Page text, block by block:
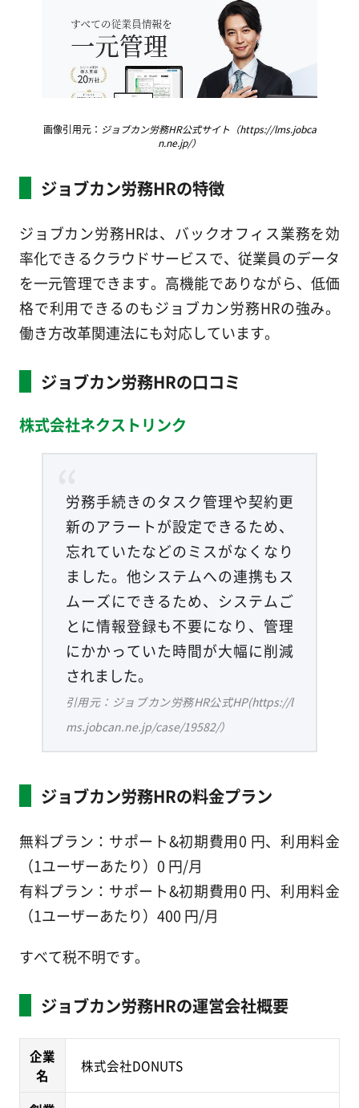
画像引用元： ジョブカン労務HR公式サイト（https://lms.jobca
n.ne.jp/）
ジョブカン労務HRの特徴
ジョブカン労務HRは、バックオフィス業務を効
率化できるクラウドサービスで、従業員のデータ
を一元管理できます。高機能でありながら、低価
格で利用できるのもジョブカン労務HRの強み。
働き方改革関連法にも対応しています。
ジョブカン労務HRの口コミ
株式会社ネクストリンク
労務手続きのタスク管理や契約更
新のアラートが設定できるため、
忘れていたなどのミスがなくなり
ました。他システムへの連携もス
ムーズにできるため、システムご
とに情報登録も不要になり、管理
にかかっていた時間が大幅に削減
されました。
引用元：ジョブカン労務HR公式HP(https://l
ms.jobcan.ne.jp/case/19582/）
ジョブカン労務HRの料金プラン
無料プラン：サポート&初期費用0 円、利用料金
（1ユーザーあたり）0 円/月
有料プラン：サポート&初期費用0 円、利用料金
（1ユーザーあたり）400 円/月
すべて税不明です。
ジョブカン労務HRの運営会社概要
企業
名
株式会社DONUTS